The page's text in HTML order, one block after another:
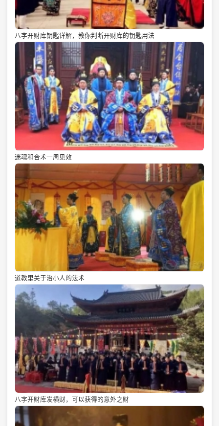
八字开财库钥匙详解，教你判断开财库的钥匙用法
迷魂和合术一周见效
道教里关于治小人的法术
八字开财库发横财，可以获得的意外之财